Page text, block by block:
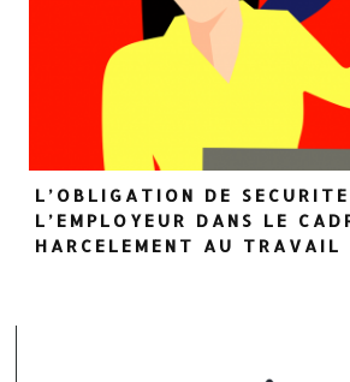
L’OBLIGATION DE
L’EMPLOYEUR DANS LE
HARCELEMENT AU TRAVAIL